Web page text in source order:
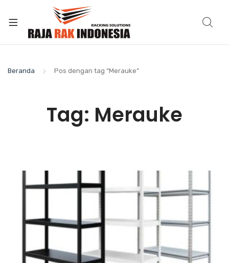
Beranda Pos dengan tag “Merauke”
Tag: Merauke